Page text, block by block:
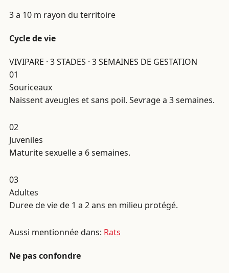
3 a 10 m rayon du territoire
Cycle de vie
VIVIPARE · 3 STADES · 3 SEMAINES DE GESTATION
01
Souriceaux
Naissent aveugles et sans poil. Sevrage a 3 semaines.
02
Juveniles
Maturite sexuelle a 6 semaines.
03
Adultes
Duree de vie de 1 a 2 ans en milieu protégé.
Aussi mentionnée dans: Rats
Ne pas confondre